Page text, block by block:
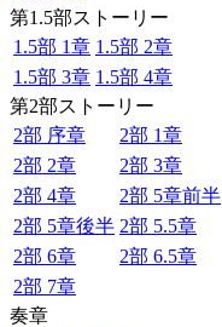
第1.5部ストーリー
1.5部 1章 1.5部 2章
1.5部 3章 1.5部 4章
第2部ストーリー
2部 序章
2部 1章
2部 2章
2部 3章
2部 4章
2部 5章前半
2部 5章後半 2部 5.5章
2部 6章
2部 6.5章
2部 7章
奏章